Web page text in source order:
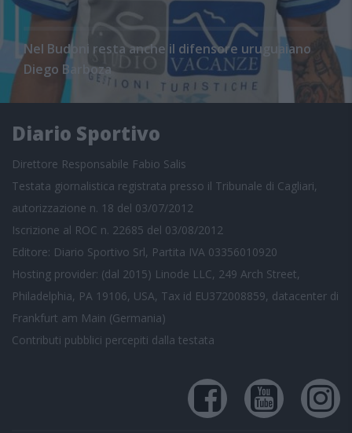
Nel Budoni resta anche il difensore uruguaiano
Diego Barboza
Diario Sportivo
Direttore Responsabile Fabio Salis
Testata giornalistica registrata presso il Tribunale di Cagliari,
autorizzazione n. 18 del 03/07/2012
Iscrizione al ROC n. 22685 del 03/08/2012
Editore: Diario Sportivo Srl, Partita IVA 03356010920
Hosting provider: (dal 2015) Linode LLC, 249 Arch Street,
Philadelphia, PA 19106, USA, Tax id EU372008859, datacenter di
Frankfurt am Main (Germania)
Contributi pubblici percepiti dalla testata